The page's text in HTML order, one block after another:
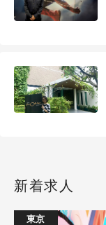
新着求人
東京